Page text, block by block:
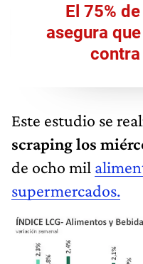
El 75%
asegura
Este estudio se
scraping los
de ocho mil
supermercados.